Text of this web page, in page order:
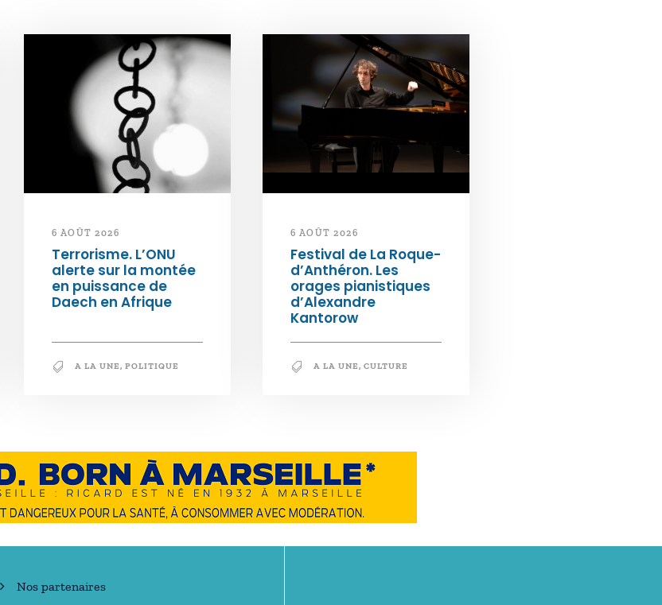
6 AOÛT 2026
Terrorisme. L’ONU
alerte sur la montée
en puissance de
Daech en Afrique
A LA UNE, POLITIQUE
6 AOÛT 2026
Festival de La Roque-
d’Anthéron. Les
orages pianistiques
d’Alexandre
Kantorow
A LA UNE, CULTURE
savoir +
Nos partenaires